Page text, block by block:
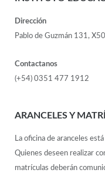
Dirección
Pablo de Guzmán 131,
Contactanos
(+54) 0351 477 1912
ARANCELES Y
La oficina de aranceles
Quienes deseen realizar
matrículas deberán